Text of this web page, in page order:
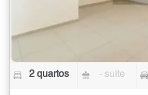
2 quartos - suíte